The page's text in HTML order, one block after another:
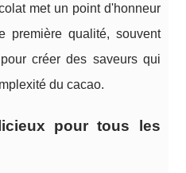
met un point d'honneur
première qualité, souvent
créer des saveurs qui
du cacao.
pour tous les